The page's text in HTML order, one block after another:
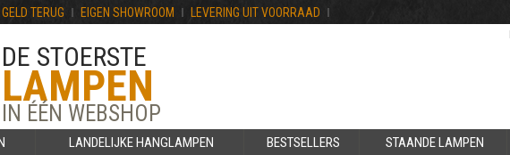
TERUG EIGEN SHOWROOM LEVERING UIT VOORRAAD
DE STOERSTE
LAMPEN
IN ÉÉN WEBSHOP
LANDELIJKE HANGLAMPEN BESTSELLERS STAANDE LAMPEN